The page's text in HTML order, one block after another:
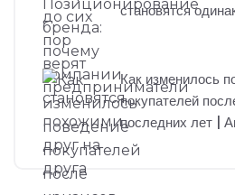
становятся
Как изменилось
покупателей
последних лет |